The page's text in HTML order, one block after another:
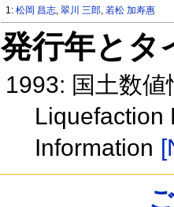
1:松岡 昌志,翠川 三郎,若松 加寿惠
発行年と
1993: 国土数
Liquefaction
Information